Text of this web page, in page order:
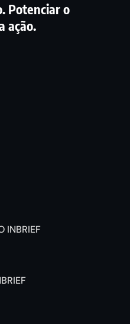
Potenciar o
ação.
INBRIEF